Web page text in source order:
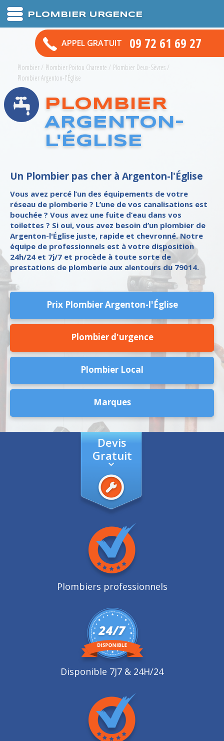
PLOMBIER URGENCE
APPEL GRATUIT 09 72 61 69 27
Plombier/ Plombier Poitou Charente / Plombier Deux-Sèvres/
Plombier Argenton-l'Église
PLOMBIER
ARGENTON-
L'ÉGLISE
Un Plombier pas cher à Argenton-l'Église
Vous avez percé l’un des équipements de votre
réseau de plomberie ? L’une de vos canalisations est
bouchée ? Vous avez une fuite d’eau dans vos
toilettes ? Si oui, vous avez besoin d’un plombier de
Argenton-l'Église juste, rapide et chevronné. Notre
équipe de professionnels est à votre disposition
24h/24 et 7j/7 et procède à toute sorte de
prestations de plomberie aux alentours du 79014.
Prix Plombier Argenton-l'Église
Plombier d'urgence
Plombier Local
Marques
Devis
Gratuit
Plombiers professionnels
Disponible 7J7 & 24H/24